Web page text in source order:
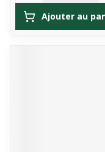
Ajouter au